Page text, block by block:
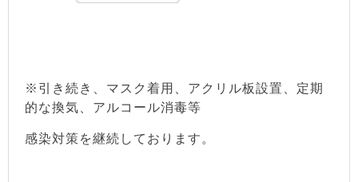
※引き続き、マスク着用、アクリル板設置、定期
的な換気、アルコール消毒等
感染対策を継続しております。